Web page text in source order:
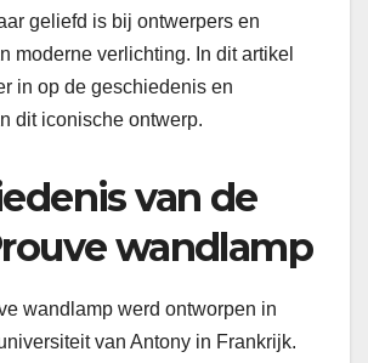
geliefd is bij ontwerpers en
moderne verlichting. In dit artikel
in op de geschiedenis en
dit iconische ontwerp.
van de
wandlamp
wandlamp werd ontworpen in
van Antony in Frankrijk.